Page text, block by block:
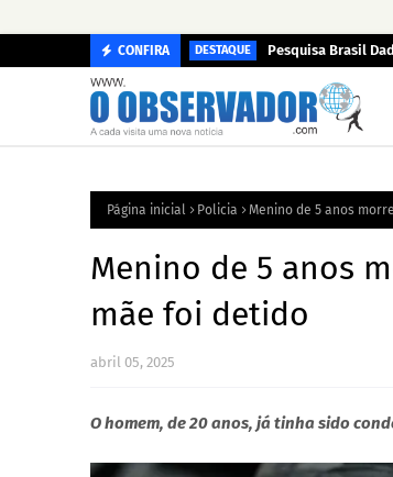
CONFIRA DESTAQUE Pesquisa Brasil
Página inicial Policia Menino de 5 anos
Menino de 5 anos
mãe foi detido
abril 05, 2025
O homem, de 20 anos, já tinha sido